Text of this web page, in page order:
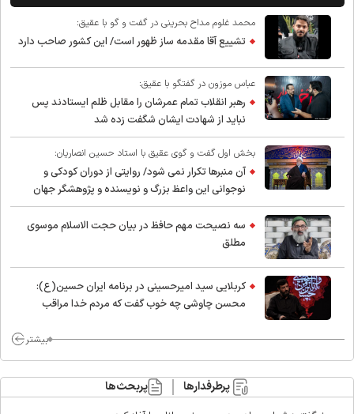
محمد غلوم مداح بحرینی در گفت و گو با عقیق:
تشییع آقا مقدمه ساز ظهور است/ این کشور صاحب دارد
عباس موزون در گفتگو با عقیق:
رهبر انقلاب تمام عمرشان را مقابل ظلم ایستادند پس
نباید از شهادت ایشان شگفت زده شد
بخش اول گفت و گوی عقیق با استاد حسین انصاریان:
آن منبرها تکرار نمی شود/ روایتی از دوران کودکی و
نوجوانی این واعظ بزرگ و نویسنده و پژوهشگر جهان
اسلام
سه نصیحت مهم حافظ در بیان حجت الاسلام موسوی
مطلق
کربلایی سید امیر‌حسینی در برنامه ایران حسین(ع):
محسن چاوشی چه خوب گفت که مردم خدا مراقب
بیشتر
پرطرفدارها پربحث‌ها